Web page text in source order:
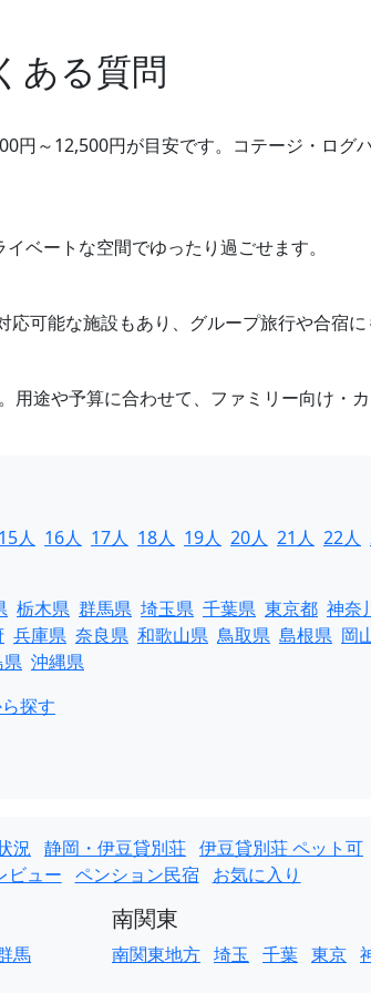
ある質問
円～12,500円が目安です。コテージ・ログ
ベートな空間でゆったり過ごせます。
可能な施設もあり、グループ旅行や合宿に
途や予算に合わせて、ファミリー向け・
15人 16人 17人 18人 19人 20人 21人 22人
栃木県 群馬県 埼玉県 千葉県 東京都 神奈
兵庫県 奈良県 和歌山県 鳥取県 島根県 岡
県 沖縄県
探す
況 静岡・伊豆貸別荘 伊豆貸別荘 ペット可
ビュー ペンション民宿 お気に入り
馬
南関東
南関東地方 埼玉 千葉 東京